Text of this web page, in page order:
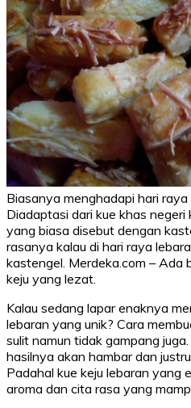
Biasanya menghadapi hari
Diadaptasi dari kue khas negeri
yang biasa disebut dengan
rasanya kalau di hari raya
kastengel. Merdeka.com – Ada
keju yang lezat.
Kalau sedang lapar enaknya
lebaran yang unik? Cara
sulit namun tidak gampang
hasilnya akan hambar dan
Padahal kue keju lebaran yang
aroma dan cita rasa yang